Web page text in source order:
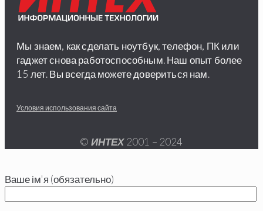
Мы знаем, как сделать ноутбук, телефон, ПК или
гаджет снова работоспособным. Наш опыт более
15 лет. Вы всегда можете довериться нам.
Условия использования сайта
© ИНТЕХ 2001 – 2024
Ваше ім'я (обязательно)